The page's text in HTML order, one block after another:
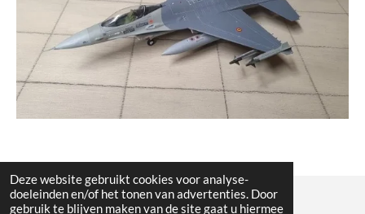
Deze website gebruikt cookies voor analyse-
doeleinden en/of het tonen van advertenties. Door
gebruik te blijven maken van de site gaat u hiermee